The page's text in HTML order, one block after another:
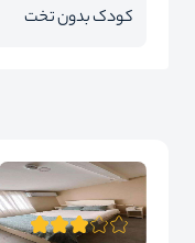
کودک بدون تخت